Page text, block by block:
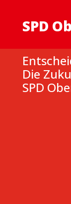
SPD
Die
SPD